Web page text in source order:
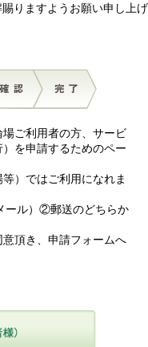
りますようお願い申し上げ
ご利用者の方、サービ
を申請するためのペー
）ではご利用になれま
ール）②郵送のどちらか
頂き、申請フォームへ